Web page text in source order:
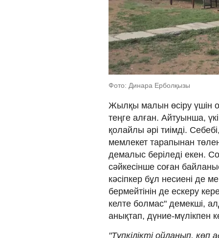
Фото: Динара Ерболқызы
Жылқы малын өсіру үшін
теңге алған. Айтуынша,
қолайлы әрі тиімді.
мемлекет тарапынан
демалыс беріледі екен.
сәйкесінше соған
кәсіпкер бұл несиені де
бермейтінін де ескеру
келте болмас" демекші,
анықтап, дүние-мүлікпен
"Түпкілікті ойланып,